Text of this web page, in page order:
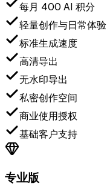
每月 400 AI 积分
轻量创作与日常体验
标准生成速度
高清导出
无水印导出
私密创作空间
商业使用授权
基础客户支持
专业版